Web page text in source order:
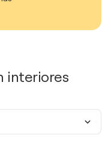
interiores